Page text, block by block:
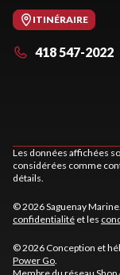
ITINÉRAIRE
418 547-2022
Les données affichées
considérées comme
détails.
© 2026 Saguenay
confidentialité et les
© 2026 Conception et
Power Go.